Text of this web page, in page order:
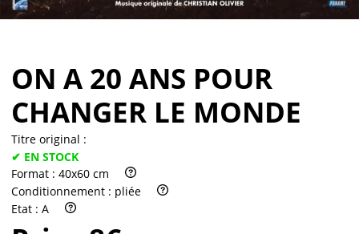
ON A 20 ANS POUR
CHANGER LE MONDE
Titre original :
✔ EN STOCK
Format : 40x60 cm
Conditionnement : pliée
Etat : A